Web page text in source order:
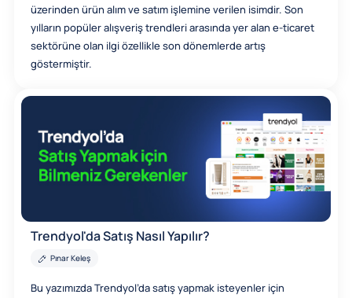
üzerinden ürün alım ve satım işlemine verilen isimdir. Son
yılların popüler alışveriş trendleri arasında yer alan e-ticaret
sektörüne olan ilgi özellikle son dönemlerde artış
göstermiştir.
Trendyol'da Satış Nasıl Yapılır?
Pınar Keleş
Bu yazımızda Trendyol’da satış yapmak isteyenler için